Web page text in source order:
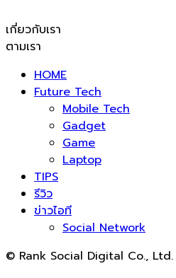
เกี่ยวกับเรา
ตามเรา
HOME
Future Tech
Mobile Tech
Gadget
Game
Laptop
TIPS
รีวิว
ข่าวไอที
Social Network
© Rank Social Digital Co.,